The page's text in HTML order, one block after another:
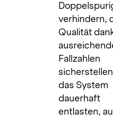
verhindern,
Qualität
Fallzahlen
das System
dauerhaft
entlasten,